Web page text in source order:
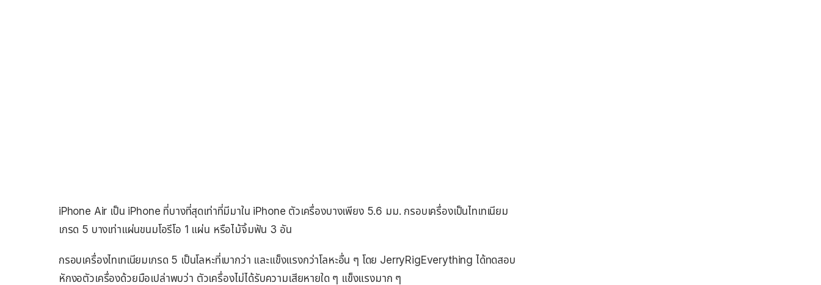
iPhone Air เป็น iPhone ที่บางที่สุดเท่าที่มีมาใน iPhone ตัวเครื่องบางเพียง 5.6 มม. กรอบเครื่องเป็นไทเทเนียม
เกรด 5 บางเท่าแผ่นขนมโอรีโอ 1 แผ่น หรือไม้จิ้มฟัน 3 อัน
กรอบเครื่องไทเทเนียมเกรด 5 เป็นโลหะที่เบากว่า และแข็งแรงกว่าโลหะอื่น ๆ โดย JerryRigEverything ได้ทดสอบ
หักงอตัวเครื่องด้วยมือเปล่าพบว่า ตัวเครื่องไม่ได้รับความเสียหายใด ๆ แข็งแรงมาก ๆ